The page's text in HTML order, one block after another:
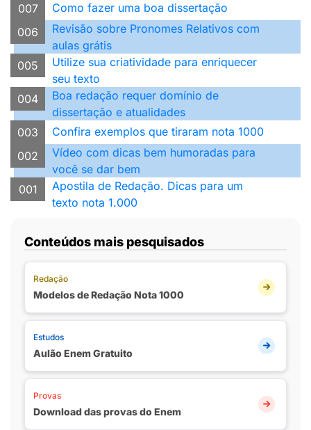
007
Como fazer uma boa dissertação
006
Revisão sobre Pronomes Relativos com
aulas grátis
005
Utilize sua criatividade para enriquecer
seu texto
004
Boa redação requer domínio de
dissertação e atualidades
003
Confira exemplos que tiraram nota 1000
002
Vídeo com dicas bem humoradas para
você se dar bem
001
Apostila de Redação. Dicas para um
texto nota 1.000
Conteúdos mais pesquisados
Redação
Modelos de Redação Nota 1000
Estudos
Aulão Enem Gratuito
Provas
Download das provas do Enem